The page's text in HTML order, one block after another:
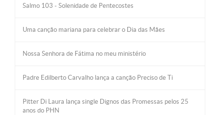
Salmo 103 - Solenidade de Pentecostes
Uma canção mariana para celebrar o Dia das Mães
Nossa Senhora de Fátima no meu ministério
Padre Edilberto Carvalho lança a canção Preciso de Ti
Pitter Di Laura lança single Dignos das Promessas pelos 25
anos do PHN